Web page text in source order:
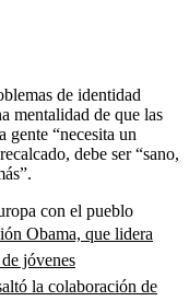
de identidad
mentalidad de que las
gente “necesita un
debe ser “sano,
con el pueblo
Obama, que lidera
jóvenes
la colaboración de